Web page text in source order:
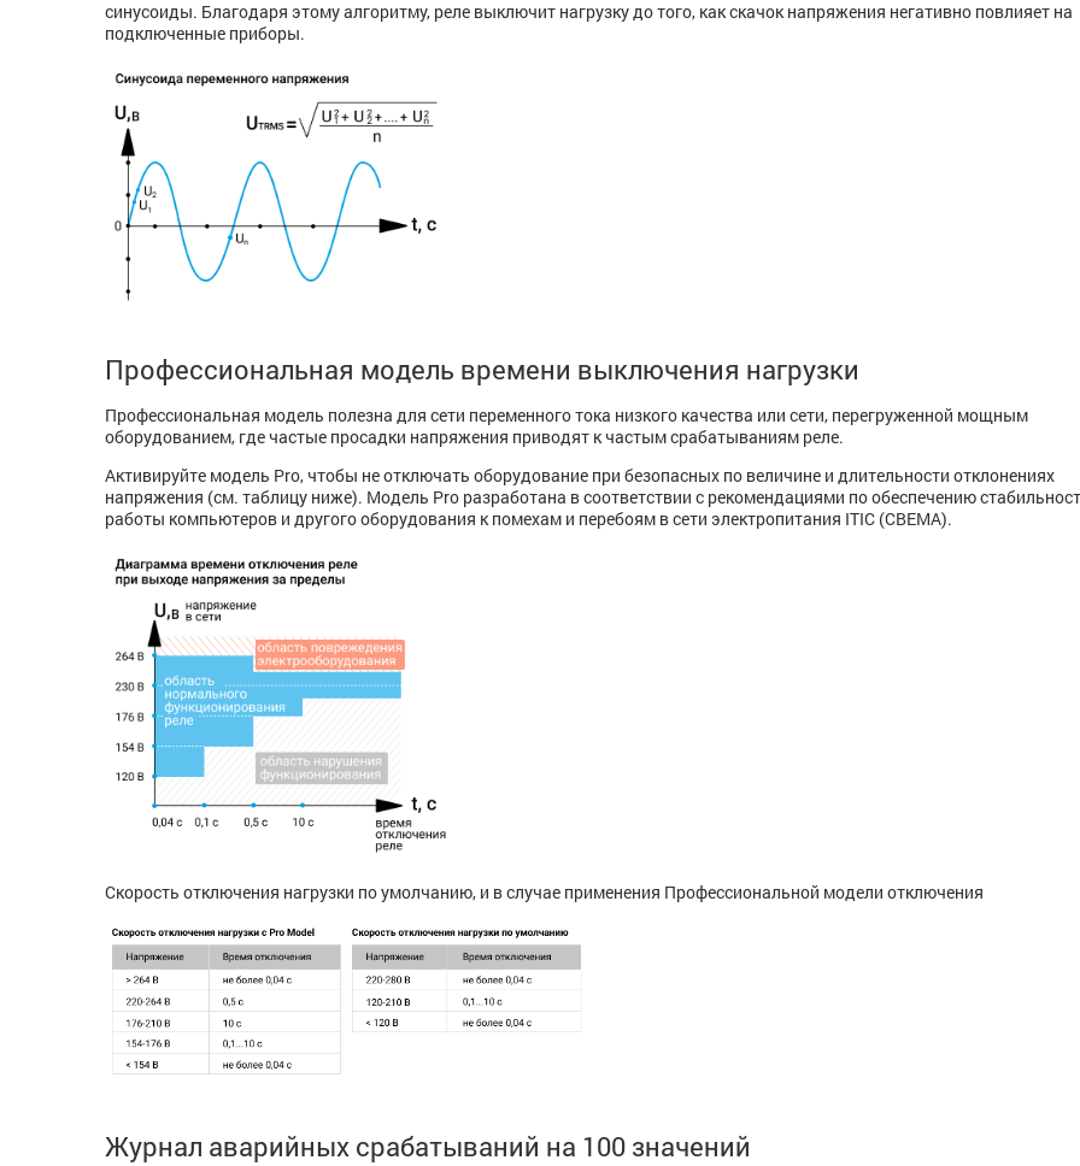
синусоиды. Благодаря этому алгоритму, реле выключит нагрузку до того, как скачок напряжения негативно повлияет на
подключенные приборы.
Профессиональная модель времени выключения нагрузки
Профессиональная модель полезна для сети переменного тока низкого качества или сети, перегруженной мощным
оборудованием, где частые просадки напряжения приводят к частым срабатываниям реле.
Активируйте модель Pro, чтобы не отключать оборудование при безопасных по величине и длительности отклонениях
напряжения (см. таблицу ниже). Модель Pro разработана в соответствии с рекомендациями по обеспечению
работы компьютеров и другого оборудования к помехам и перебоям в сети электропитания ITIC (CBEMA).
Скорость отключения нагрузки по умолчанию, и в случае применения Профессиональной модели отключения
Журнал аварийных срабатываний на 100 значений